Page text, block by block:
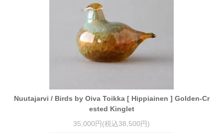
Nuutajarvi / Birds by Oiva Toikka [ Hippiainen ] Golden-Cr
ested Kinglet
35,000円(税込38,500円)